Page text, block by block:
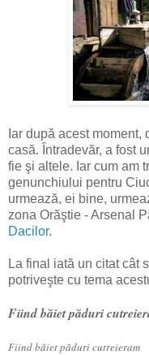
Iar după acest
casă. Întradevăr, a fost
fie şi altele. Iar cum am
genunchiului pentru
urmează, ei bine,
zona Orăştie - Arsenal
Dacilor.
La final iată un citat cât
potriveşte cu tema
Fiind băiet păduri
Fiind băiet păduri cutreieram